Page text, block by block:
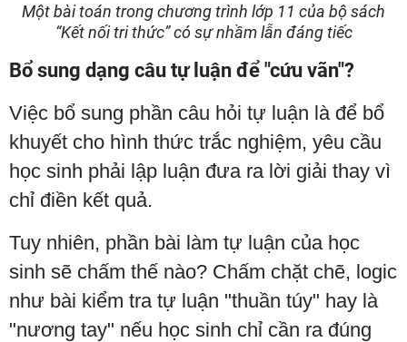
Một bài toán trong chương trình lớp 11 của bộ sách
“Kết nối tri thức” có sự nhầm lẫn đáng tiếc
Bổ sung dạng câu tự luận để "cứu vãn"?
Việc bổ sung phần câu hỏi tự luận là để bổ
khuyết cho hình thức trắc nghiệm, yêu cầu
học sinh phải lập luận đưa ra lời giải thay vì
chỉ điền kết quả.
Tuy nhiên, phần bài làm tự luận của học
sinh sẽ chấm thế nào? Chấm chặt chẽ, logic
như bài kiểm tra tự luận "thuần túy" hay là
"nương tay" nếu học sinh chỉ cần ra đúng